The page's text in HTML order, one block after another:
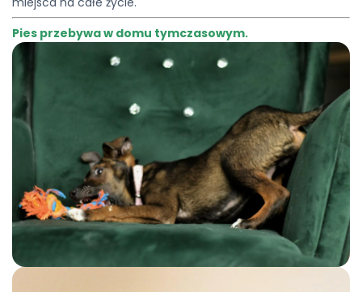
Pies przebywa w domu tymczasowym.